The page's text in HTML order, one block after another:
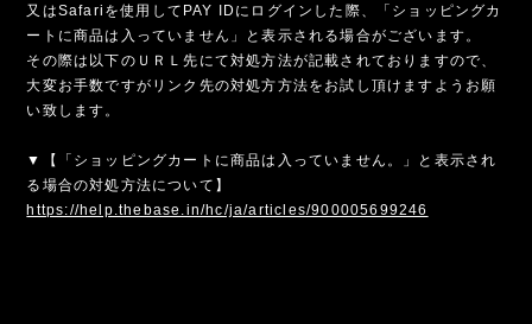
又はSafariを使用してPAY IDにログインした際、「ショッピングカ
ートに商品は入っていません」と表示される場合がございます。
その際は以下のＵＲＬ先にて対処方法が記載されておりますので、
大変お手数ですがリンク先の対処方方法をお試し頂けますようお願
い致します。
▼【「ショッピングカートに商品は入っていません。」と表示され
る場合の対処方法について】
https://help.thebase.in/hc/ja/articles/900005699246